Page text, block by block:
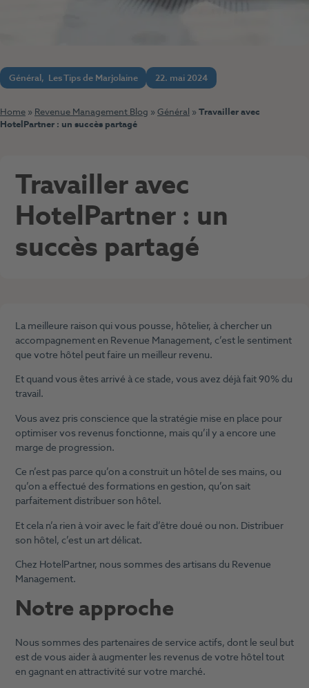
Général, Les Tips de Marjolaine 22. mai 2024
Home » Revenue Management Blog » Général » Travailler avec
HotelPartner : un succès partagé
Travailler avec
HotelPartner : un
succès partagé
La meilleure raison qui vous pousse, hôtelier, à chercher un
accompagnement en Revenue Management, c’est le sentiment
que votre hôtel peut faire un meilleur revenu.
Et quand vous êtes arrivé à ce stade, vous avez déjà fait 90% du
travail.
Vous avez pris conscience que la stratégie mise en place pour
optimiser vos revenus fonctionne, mais qu’il y a encore une
marge de progression.
Ce n’est pas parce qu’on a construit un hôtel de ses mains, ou
qu’on a effectué des formations en gestion, qu’on sait
parfaitement distribuer son hôtel.
Et cela n’a rien à voir avec le fait d’être doué ou non. Distribuer
son hôtel, c’est un art délicat.
Chez HotelPartner, nous sommes des artisans du Revenue
Management.
Notre approche
Nous sommes des partenaires de service actifs, dont le seul but
est de vous aider à augmenter les revenus de votre hôtel tout
en gagnant en attractivité sur votre marché.